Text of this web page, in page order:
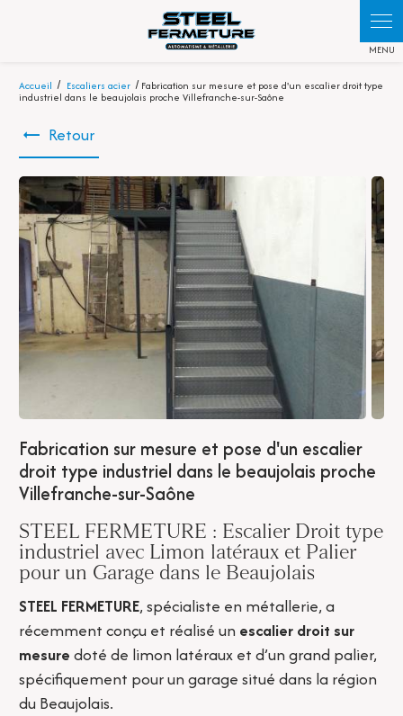
Accueil Escaliers acier
Fabrication sur mesure et pose d'un escalier droit type
industriel dans le beaujolais proche Villefranche-sur-Saône
Retour
Fabrication sur mesure et pose d'un escalier
droit type industriel dans le beaujolais proche
Villefranche-sur-Saône
STEEL FERMETURE : Escalier Droit type
industriel avec Limon latéraux et Palier
pour un Garage dans le Beaujolais
STEEL FERMETURE, spécialiste en métallerie, a
récemment conçu et réalisé un escalier droit sur
mesure doté de limon latéraux et d’un grand palier,
spécifiquement pour un garage situé dans la région
du Beaujolais.
Panneau de gestion des cookies